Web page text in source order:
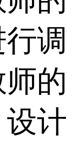
调
的
计